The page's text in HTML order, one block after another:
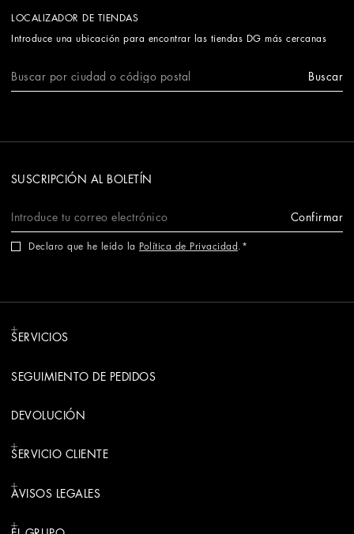
LOCALIZADOR DE TIENDAS
Introduce una ubicación para encontrar las tiendas DG más cercanas
Buscar
SUSCRIPCIÓN AL BOLETÍN
Confirmar
Declaro que he leído la Política de Privacidad .
SERVICIOS
SEGUIMIENTO DE PEDIDOS
DEVOLUCIÓN
SERVICIO CLIENTE
AVISOS LEGALES